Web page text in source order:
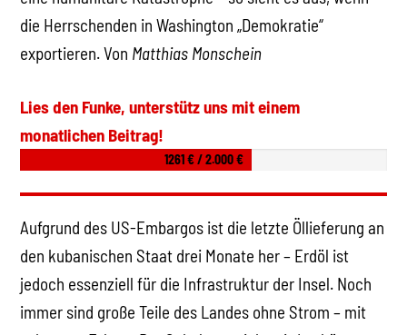
die Herrschenden in Washington „Demokratie“
exportieren. Von Matthias Monschein
Lies den Funke, unterstütz uns mit einem
monatlichen Beitrag!
1261 € / 2.000 €
Aufgrund des US-Embargos ist die letzte Öllieferung an
den kubanischen Staat drei Monate her – Erdöl ist
jedoch essenziell für die Infrastruktur der Insel. Noch
immer sind große Teile des Landes ohne Strom – mit